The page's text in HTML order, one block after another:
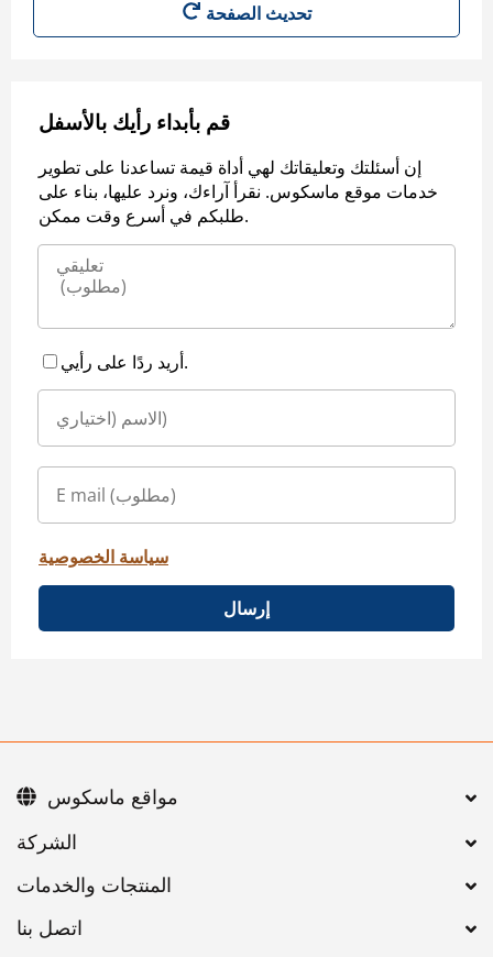
تحديث الصفحة
قم بأبداء رأيك بالأسفل
إن أسئلتك وتعليقاتك لهي أداة قيمة تساعدنا على تطوير
خدمات موقع ماسكوس. نقرأ آراءك، ونرد عليها، بناء على
طلبكم في أسرع وقت ممكن.
أريد ردًا على رأيي.
سياسة الخصوصية
إرسال
اتصل بنا
مواقع ماسكوس